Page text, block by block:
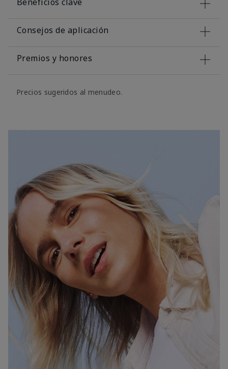
Consejos de aplicación
Premios y honores
Precios sugeridos al menudeo.